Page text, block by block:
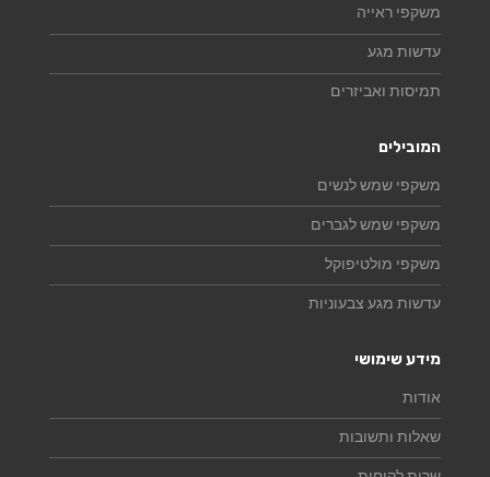
משקפי ראייה
עדשות מגע
תמיסות ואביזרים
המובילים
משקפי שמש לנשים
משקפי שמש לגברים
משקפי מולטיפוקל
עדשות מגע צבעוניות
מידע שימושי
אודות
שאלות ותשובות